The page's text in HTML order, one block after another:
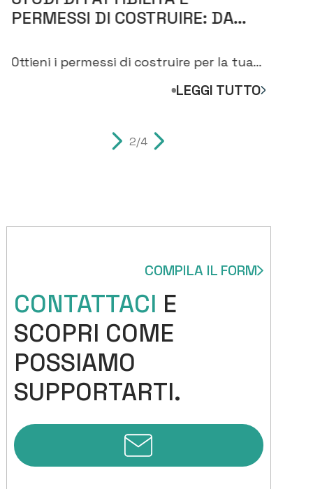
PERMESSI DI COSTRUIRE: DA
CASA
Ottieni i permessi di costruire per la tua
LEGGI TUTTO
2/4
COMPILA IL FORM
CONTATTACI E
SCOPRI COME
POSSIAMO
SUPPORTARTI.